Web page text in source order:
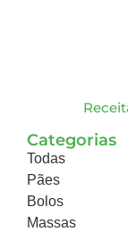
Categorias
Todas
Pães
Bolos
Massas